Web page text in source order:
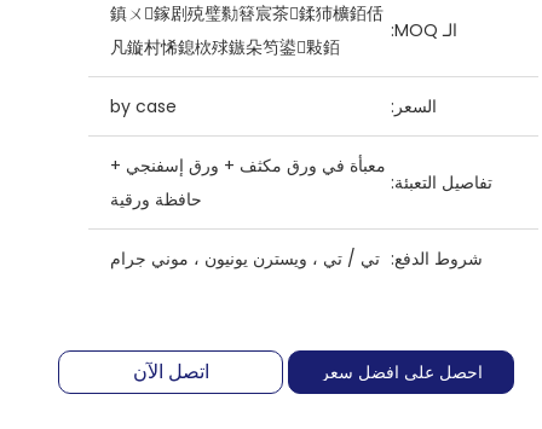
الـ MOQ:
鎮ㄨ鎵剧殑璧勬簮宸茶鍒犻櫎銆佸
凡鏇村悕鎴栨殏鏃朵笉鍙敤銆
السعر: by case
تفاصيل التعبئة:
معبأة في ورق مكثف + ورق إسفنجي +
حافظة ورقية
شروط الدفع: تي / تي ، ويسترن يونيون ، موني جرام
احصل على افضل سعر اتصل الآن